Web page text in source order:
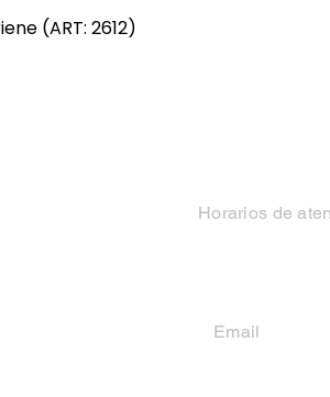
Vista rápida
(ART: 2612)
Horarios de
Email